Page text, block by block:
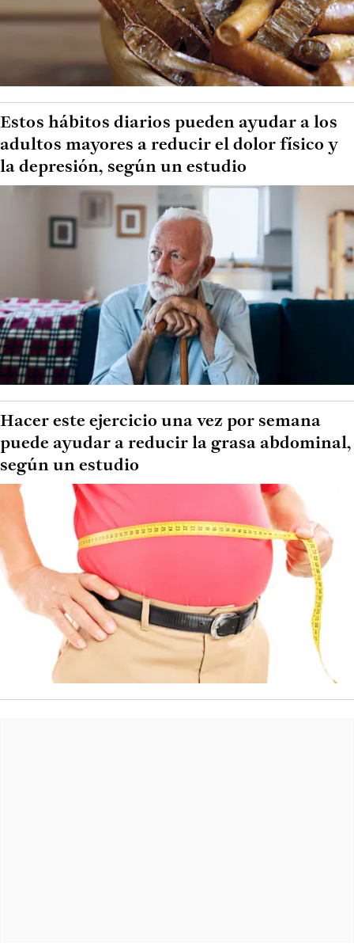
Estos hábitos diarios pueden ayudar a los
adultos mayores a reducir el dolor físico y
la depresión, según un estudio
Hacer este ejercicio una vez por semana
puede ayudar a reducir la grasa abdominal,
según un estudio